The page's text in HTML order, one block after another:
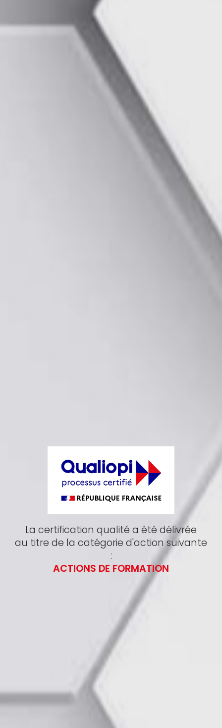
La certification qualité a été délivrée
au titre de la catégorie d'action suivante
:
ACTIONS DE FORMATION